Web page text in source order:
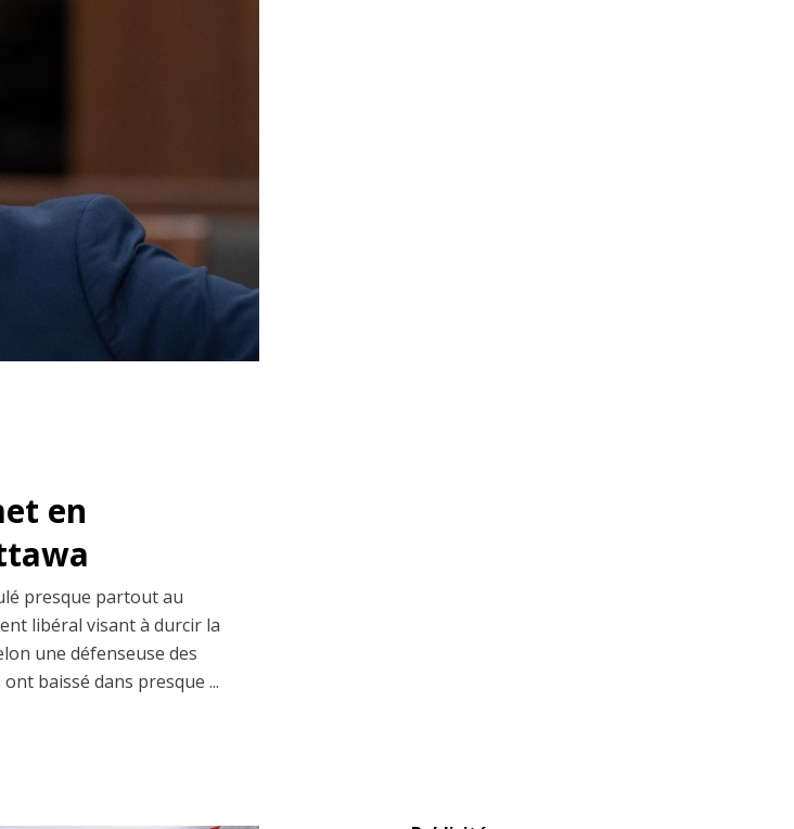
en
presque partout au
libéral visant à durcir la
une défenseuse des
baissé dans presque ...